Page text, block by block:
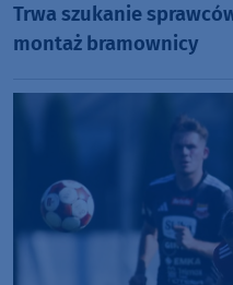
Trwa szukanie
montaż bramownicy